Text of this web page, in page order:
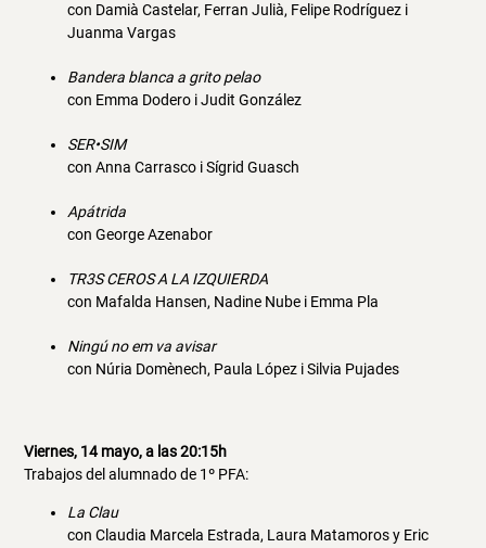
con Damià Castelar, Ferran Julià, Felipe Rodríguez i
Juanma Vargas
Bandera blanca a grito pelao
con Emma Dodero i Judit González
SER•SIM
con Anna Carrasco i Sígrid Guasch
Apátrida
con George Azenabor
TR3S CEROS A LA IZQUIERDA
con Mafalda Hansen, Nadine Nube i Emma Pla
Ningú no em va avisar
con Núria Domènech, Paula López i Silvia Pujades
Viernes, 14 mayo, a las 20:15h
Trabajos del alumnado de 1º PFA:
La Clau
con Claudia Marcela Estrada, Laura Matamoros y Eric